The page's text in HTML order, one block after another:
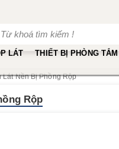
LÁT THIẾT BỊ PHÒNG TẮM
Lát Nền Bị Phồng Rộp
Rộp